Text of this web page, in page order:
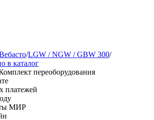
/LGW / NGW / GBW 300/
в каталог
переоборудования